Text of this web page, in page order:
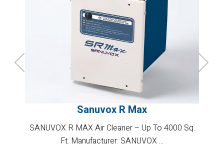
Sanuvox R Max
SANUVOX R MAX Air Cleaner – Up To 4000 Sq.
Ft. Manufacturer: SANUVOX ...